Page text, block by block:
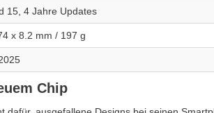
15, 4 Jahre Updates
x 8.2 mm / 197 g
Chip